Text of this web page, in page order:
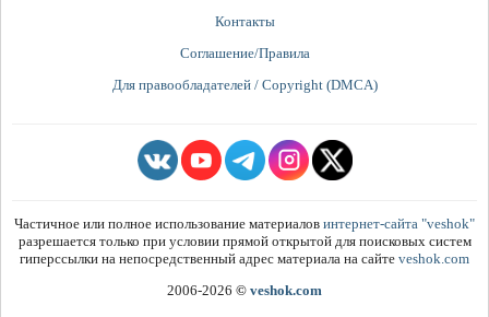
Контакты
Соглашение/Правила
Для правообладателей / Copyright (DMCA)
Частичное или полное использование материалов интернет-сайта "veshok"
разрешается только при условии прямой открытой для поисковых систем
гиперссылки на непосредственный адрес материала на сайте veshok.com
2006-2026 © veshok.com